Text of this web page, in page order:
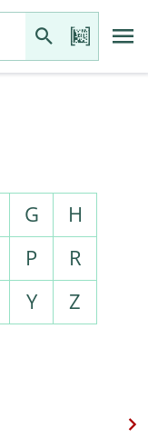
G
H
P
R
Y Z